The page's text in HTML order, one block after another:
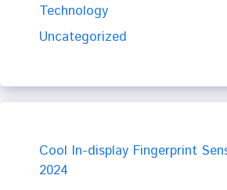
Technology
Uncategorized
Cool In-display Fingerprint
2024